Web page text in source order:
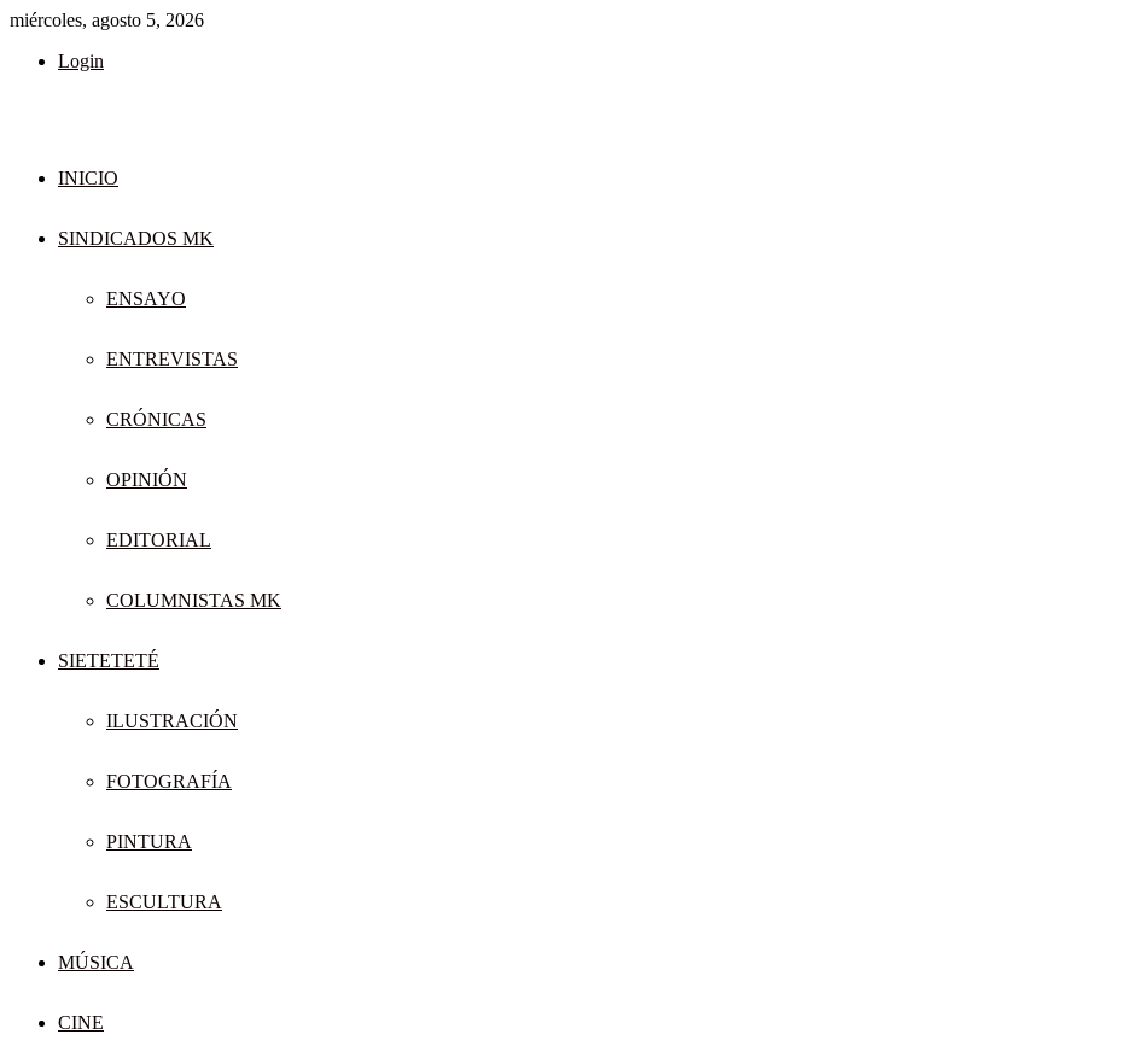
miércoles, agosto 5, 2026
Login
INICIO
SINDICADOS MK
ENSAYO
ENTREVISTAS
CRÓNICAS
OPINIÓN
EDITORIAL
COLUMNISTAS MK
SIETETETÉ
ILUSTRACIÓN
FOTOGRAFÍA
PINTURA
ESCULTURA
MÚSICA
CINE